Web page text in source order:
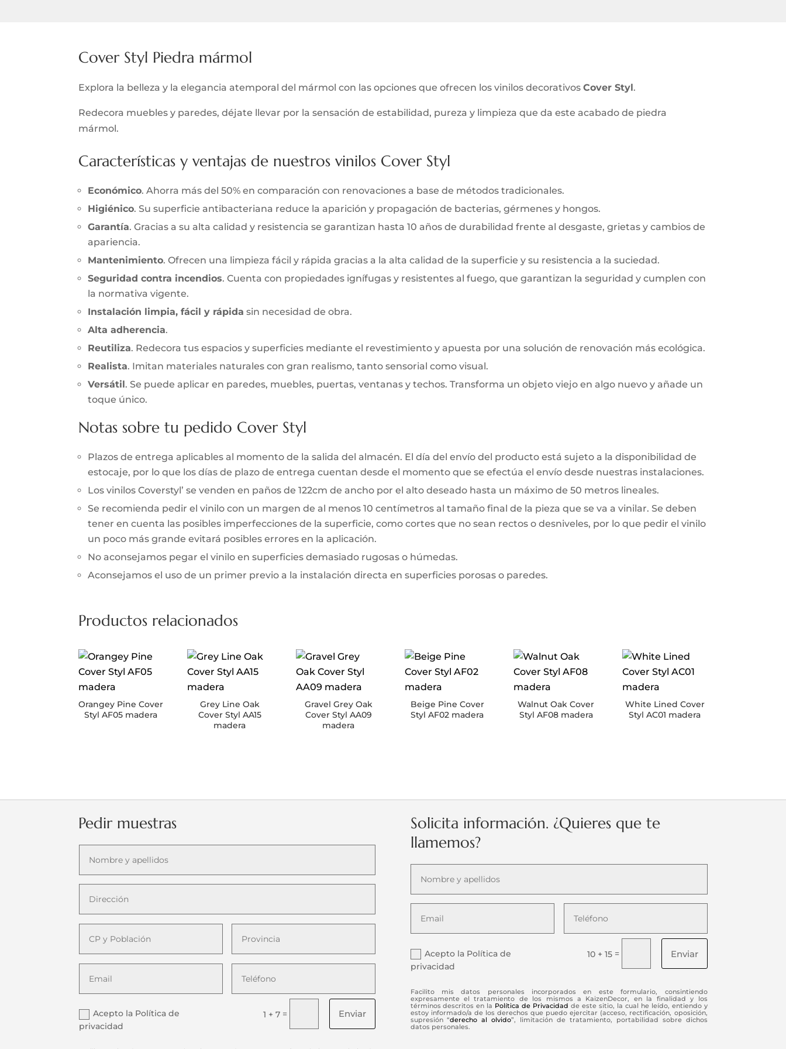
Cover Styl Piedra mármol
Explora la belleza y la elegancia atemporal del mármol con las opciones que ofrecen los vinilos decorativosCover Styl.
Redecora muebles y paredes, déjate llevar por la sensación de estabilidad, pureza y limpieza que da este acabado de piedra
mármol.
Características y ventajas de nuestros vinilos Cover Styl
Económico. Ahorra más del 50% en comparación con renovaciones a base de métodos tradicionales.
Higiénico. Su superficie antibacteriana reduce la aparición y propagación de bacterias, gérmenes y hongos.
Garantía. Gracias a su alta calidad y resistencia se garantizan hasta 10 años de durabilidad frente al desgaste, grietas y cambios de
apariencia.
Mantenimiento. Ofrecen una limpieza fácil y rápida gracias a la alta calidad de la superficie y su resistencia a la suciedad.
Seguridad contra incendios. Cuenta con propiedades ignífugas y resistentes al fuego, que garantizan la seguridad y cumplen con
la normativa vigente.
Instalación limpia, fácil y rápida sin necesidad de obra.
Alta adherencia.
Reutiliza. Redecora tus espacios y superficies mediante el revestimiento y apuesta por una solución de renovación más ecológica.
Realista. Imitan materiales naturales con gran realismo, tanto sensorial como visual.
Versátil . Se puede aplicar en paredes, muebles, puertas, ventanas y techos. Transforma un objeto viejo en algo nuevo y añade un
toque único.
Notas sobre tu pedido Cover Styl
Plazos de entrega aplicables al momento de la salida del almacén. El día del envío del producto está sujeto a la disponibilidad de
estocaje, por lo que los días de plazo de entrega cuentan desde el momento que se efectúa el envío desde nuestras instalaciones.
Los vinilos Coverstyl’ se venden en paños de 122cm de ancho por el alto deseado hasta un máximo de 50 metros lineales.
Se recomienda pedir el vinilo con un margen de al menos 10 centímetros al tamaño final de la pieza que se va a vinilar. Se deben
tener en cuenta las posibles imperfecciones de la superficie, como cortes que no sean rectos o desniveles, por lo que pedir el vinilo
un poco más grande evitará posibles errores en la aplicación.
No aconsejamos pegar el vinilo en superficies demasiado rugosas o húmedas.
Aconsejamos el uso de un primer previo a la instalación directa en superficies porosas o paredes.
Productos relacionados
Orangey Pine Cover
Styl AF05 madera
Grey Line Oak
Cover Styl AA15
madera
Gravel Grey Oak
Cover Styl AA09
madera
Beige Pine Cover
Styl AF02 madera
Walnut Oak Cover
Styl AF08 madera
White Lined Cover
Styl AC01 madera
Pedir muestras
Acepto la Política de
privacidad
1 + 7 = Enviar
Solicita información. ¿Quieres que te
llamemos?
Acepto la Política de
privacidad
10 + 15= Enviar
Facilito mis datos personales incorporados en este formulario, consintiendo
expresamente el tratamiento de los mismos a KaizenDecor, en la finalidad y los
términos descritos en la Política de Privacidad de este sitio, la cual he leído, entiendo y
estoy informado/a de los derechos que puedo ejercitar (acceso, rectificación, oposición,
supresión “derecho al olvido”, limitación de tratamiento, portabilidad sobre dichos
datos personales.